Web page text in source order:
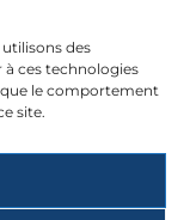
des
à ces technologies
le comportement
site.
: